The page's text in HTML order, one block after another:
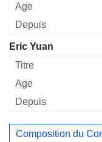
Eric Yuan
Composition du